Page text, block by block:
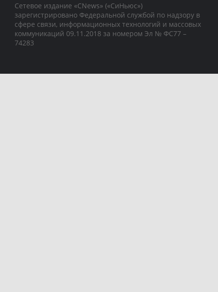
Сетевое издание «CNews» («СиНьюс»)
зарегистрировано Федеральной службой по надзору в
сфере связи, информационных технологий и массовых
коммуникаций 09.11.2018 за номером Эл № ФС77 –
74283